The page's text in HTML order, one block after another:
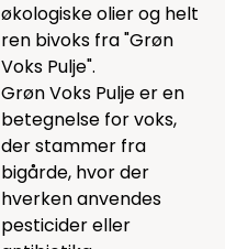
økologiske olier og helt
ren bivoks fra "Grøn
Voks Pulje".
Grøn Voks Pulje er en
betegnelse for voks,
der stammer fra
bigårde, hvor der
hverken anvendes
pesticider eller